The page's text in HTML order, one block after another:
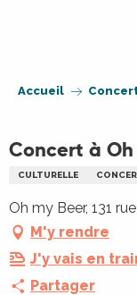
Accueil Concert
Concert à Oh
CULTURELLE
Oh my Beer, 131
M'y rendre
J'y vais en
Partager